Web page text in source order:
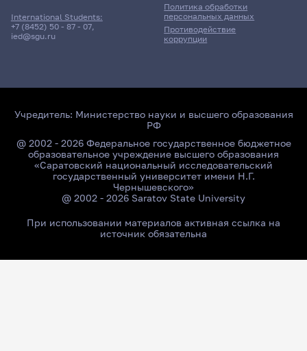
International Students:
+7 (8452) 50 - 87 - 07,
ied@sgu.ru
Политика обработки
персональных данных
Противодействие
коррупции
Учредитель: Министерство науки и высшего образования
РФ
@ 2002 - 2026 Федеральное государственное бюджетное
образовательное учреждение высшего образования
«Саратовский национальный исследовательский
государственный университет имени Н.Г.
Чернышевского»
@ 2002 - 2026 Saratov State University
При использовании материалов активная ссылка на
источник обязательна